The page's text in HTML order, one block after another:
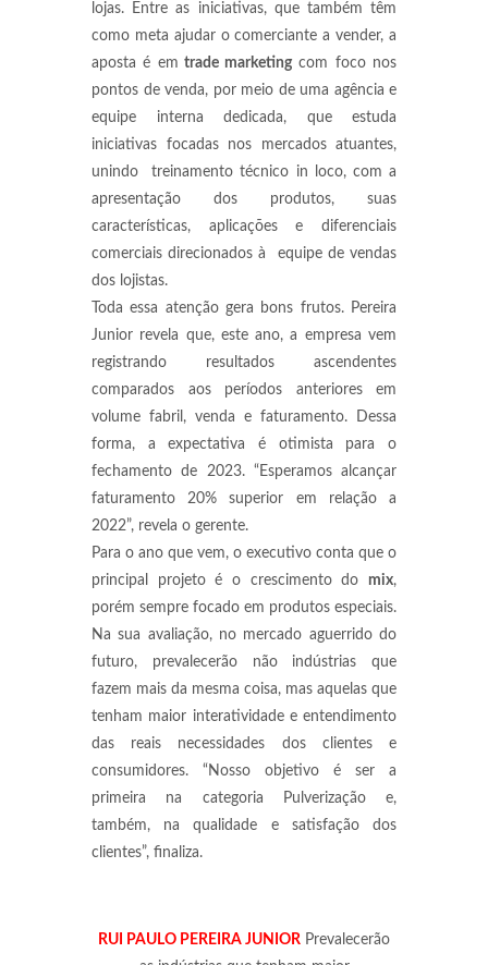
lojas. Entre as iniciativas, que também têm
como meta ajudar o comerciante a vender, a
aposta é em trade marketingcom foco nos
pontos de venda, por meio de uma agência e
equipe interna dedicada, que estuda
iniciativas focadas nos mercados atuantes,
unindo treinamento técnico in loco, com a
apresentação dos produtos, suas
características, aplicações e diferenciais
comerciais direcionados à equipe de vendas
dos lojistas.
Toda essa atenção gera bons frutos. Pereira
Junior revela que, este ano, a empresa vem
registrando resultados ascendentes
comparados aos períodos anteriores em
volume fabril, venda e faturamento. Dessa
forma, a expectativa é otimista para o
fechamento de 2023. “Esperamos alcançar
faturamento 20% superior em relação a
2022”, revela o gerente.
Para o ano que vem, o executivo conta que o
principal projeto é o crescimento do mix,
porém sempre focado em produtos especiais.
Na sua avaliação, no mercado aguerrido do
futuro, prevalecerão não indústrias que
fazem mais da mesma coisa, mas aquelas que
tenham maior interatividade e entendimento
das reais necessidades dos clientes e
consumidores. “Nosso objetivo é ser a
primeira na categoria Pulverização e,
também, na qualidade e satisfação dos
clientes”, finaliza.
RUI PAULO PEREIRA JUNIOR Prevalecerão